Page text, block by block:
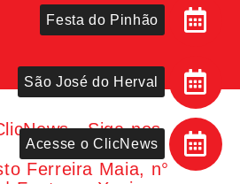
- Siga-nos
Ferreira Maia, n°
Acesse o ClicNews
São José do Herval
Festa do Pinhão